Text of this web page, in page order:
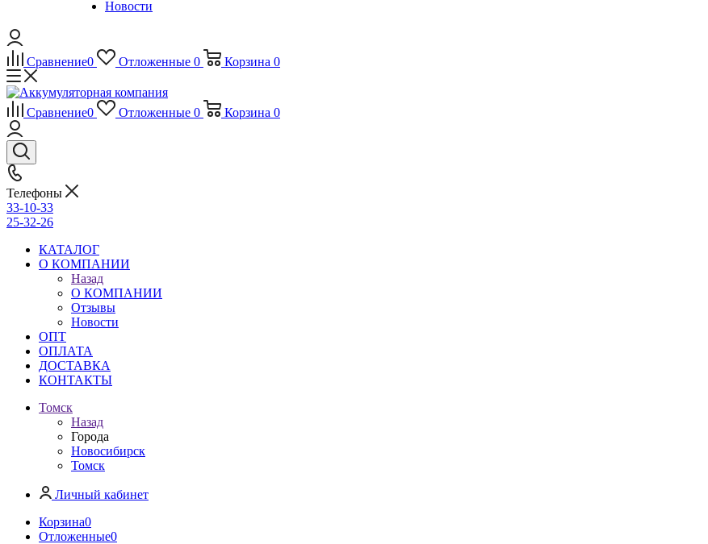
Новости
Сравнение0 Отложенные 0 Корзина 0
Сравнение0 Отложенные 0 Корзина 0
Телефоны
33-10-33
25-32-26
КАТАЛОГ
О КОМПАНИИ
Назад
О КОМПАНИИ
Отзывы
Новости
ОПТ
ОПЛАТА
ДОСТАВКА
КОНТАКТЫ
Томск
Назад
Города
Новосибирск
Томск
Личный кабинет
Корзина0
Отложенные0